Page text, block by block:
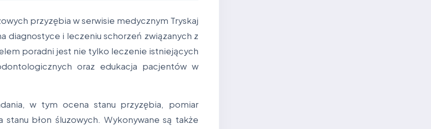
przyzębia w serwisie medycznym Tryskaj
diagnostyce i leczeniu schorzeń związanych z
poradni jest nie tylko leczenie istniejących
oraz edukacja pacjentów w
w tym ocena stanu przyzębia, pomiar
błon śluzowych. Wykonywane są także